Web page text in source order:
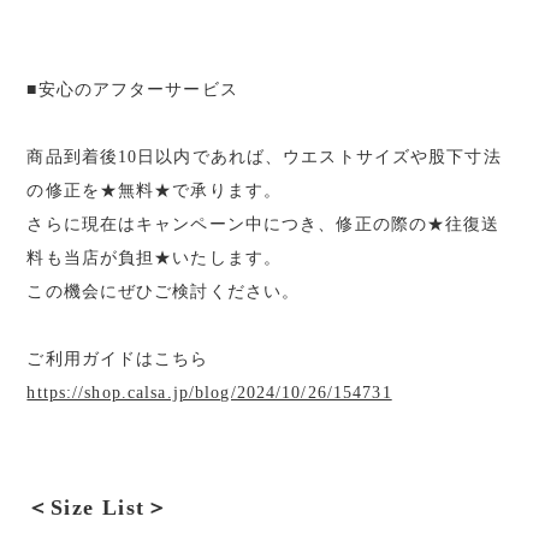
■安心のアフターサービス
商品到着後10日以内であれば、ウエストサイズや股下寸法
の修正を★無料★で承ります。
さらに現在はキャンペーン中につき、修正の際の★往復送
料も当店が負担★いたします。
この機会にぜひご検討ください。
ご利用ガイドはこちら
https://shop.calsa.jp/blog/2024/10/26/154731
＜Size List＞